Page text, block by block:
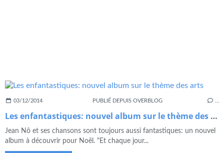
03/12/2014 PUBLIÉ DEPUIS OVERBLOG
Les enfantastiques: nouvel album sur le thème des arts
Jean Nô et ses chansons sont toujours aussi fantastiques: un nouvel
album à découvrir pour Noël. "Et chaque jour...